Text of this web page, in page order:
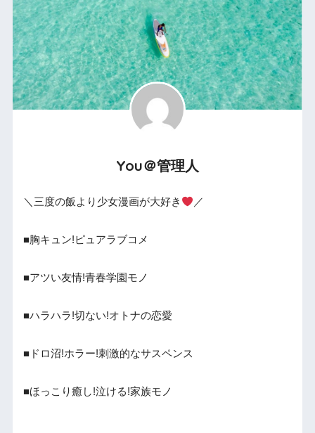
You＠管理人
＼三度の飯より少女漫画が大好き ／
■胸キュン!ピュアラブコメ
■アツい友情!青春学園モノ
■ハラハラ!切ない!オトナの恋愛
■ドロ沼!ホラー!刺激的なサスペンス
■ほっこり癒し!泣ける!家族モノ